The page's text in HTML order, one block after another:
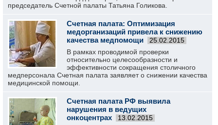
председатель Счетной палаты Татьяна Голикова.
Счетная палата: Оптимизация
медорганизаций привела к снижению
качества медпомощи
25.02.2015
В рамках проводимой проверки
относительно целесообразности и
эффективности сокращения столичного
медперсонала Счетная палата заявляет о снижении качества
медицинской помощи.
Счетная палата РФ выявила
нарушения в ведущих
онкоцентрах
13.02.2015